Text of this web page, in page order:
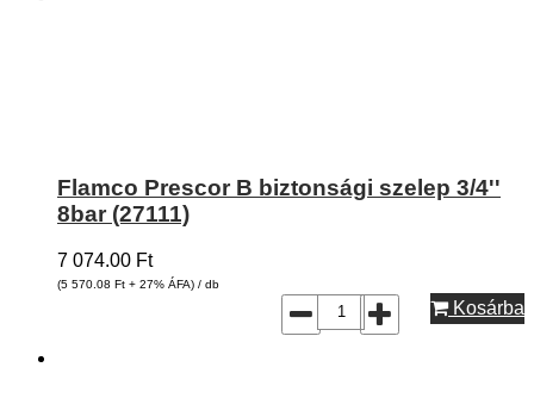
Flamco Prescor B biztonsági szelep 3/4''
8bar (27111)
7 074.00 Ft
(5 570.08 Ft + 27% ÁFA) / db
Kosárba